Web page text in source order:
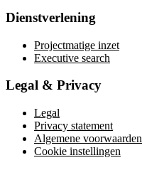
Dienstverlening
Projectmatige inzet
Executive search
Legal & Privacy
Legal
Privacy statement
Algemene voorwaarden
Cookie instellingen